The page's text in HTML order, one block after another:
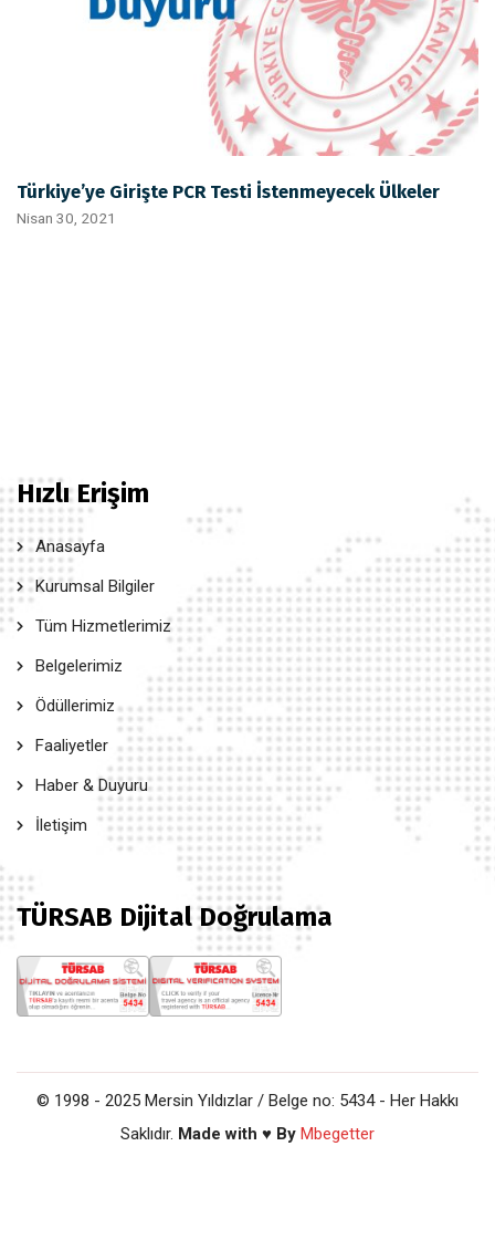
Türkiye’ye Girişte PCR Testi İstenmeyecek Ülkeler
Nisan 30, 2021
Hızlı Erişim
Anasayfa
Kurumsal Bilgiler
Tüm Hizmetlerimiz
Belgelerimiz
Ödüllerimiz
Faaliyetler
Haber & Duyuru
İletişim
TÜRSAB Dijital Doğrulama
© 1998 - 2025 Mersin Yıldızlar / Belge no: 5434 - Her Hakkı
Saklıdır. Made with ♥ By Mbegetter